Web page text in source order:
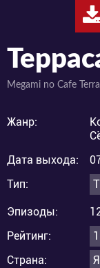
Megami no Cafe
Жанр:
Дата выхода:
Тип:
Эпизоды:
Рейтинг:
Страна: